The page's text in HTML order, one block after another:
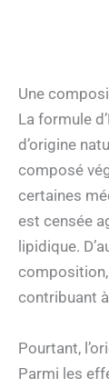
Une
La formule
d’origine
composé
certaines
est censée
lipidique.
contribuant
Pourtant,
Parmi les